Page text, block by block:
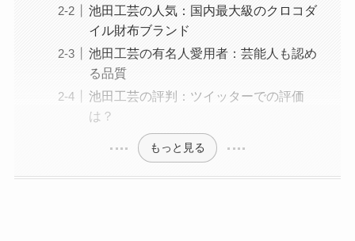
池田工芸の人気：国内最大級のクロコダ
イル財布ブランド
池田工芸の有名人愛用者：芸能人も認め
る品質
池田工芸の評判：ツイッターでの評価
は？
もっと見る